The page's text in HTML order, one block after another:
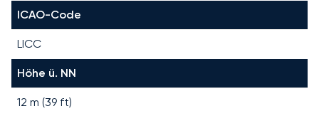
ICAO-Code
LICC
Höhe ü. NN
12 m (39 ft)